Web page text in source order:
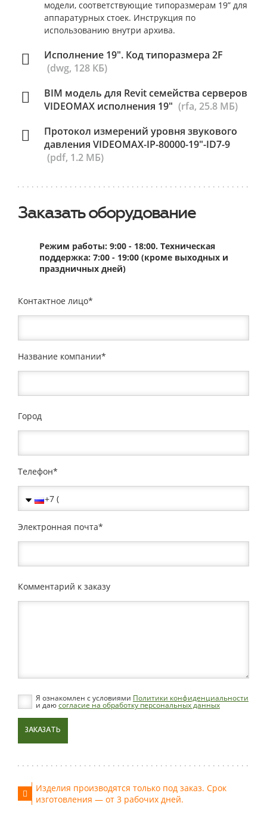
модели, соответствующие типоразмерам 19” для
аппаратурных стоек. Инструкция по
использованию внутри архива.
Исполнение 19". Код типоразмера 2F
(dwg, 128 КБ)
BIM модель для Revit семейства серверов
VIDEOMAX исполнения 19" (rfa, 25.8 МБ)
Протокол измерений уровня звукового
давления VIDEOMAX-IP-80000-19"-ID7-9
(pdf, 1.2 МБ)
Заказать оборудование
Режим работы: 9:00 - 18:00. Техническая
поддержка: 7:00 - 19:00 (кроме выходных и
праздничных дней)
Контактное лицо
Название компании
Город
Телефон
Электронная почта
Комментарий к заказу
Я ознакомлен с условиями Политики конфиденциальности
и даюсогласие на обработку персональных данных
ЗАКАЗАТЬ
Изделия производятся только под заказ. Срок
изготовления — от 3 рабочих дней.